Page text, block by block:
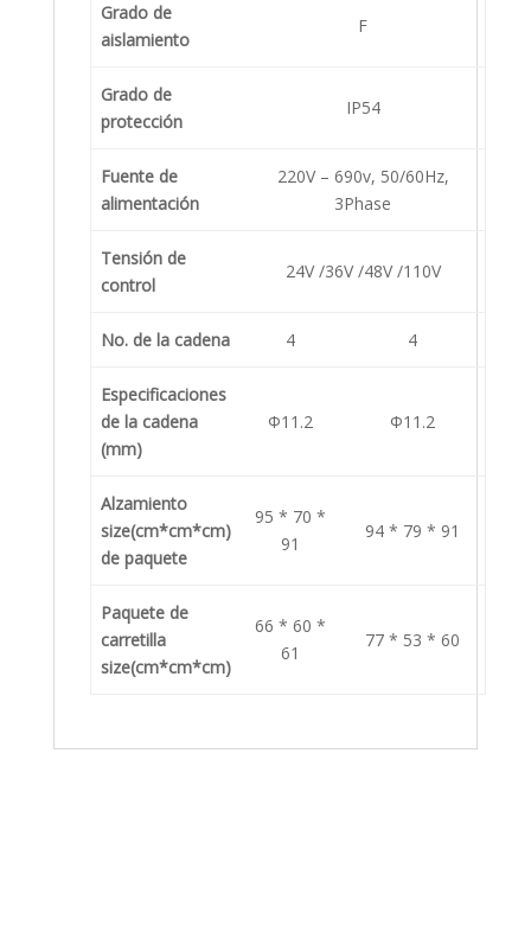
Grado de
aislamiento
F
Grado de
protección
IP54
Fuente de
alimentación
220V – 690v, 50/60Hz,
3Phase
Tensión de
control
24V /36V /48V /110V
No. de la cadena 4 4
Especificaciones
de la cadena
(mm)
Φ11.2 Φ11.2
Alzamiento
size(cm*cm*cm)
de paquete
95 * 70 *
91
94 * 79 * 91
Paquete de
carretilla
size(cm*cm*cm)
66 * 60 *
61
77 * 53 * 60